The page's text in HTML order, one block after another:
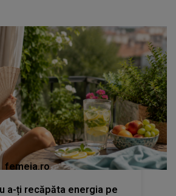
femeia.ro
a-ți recăpăta energia pe